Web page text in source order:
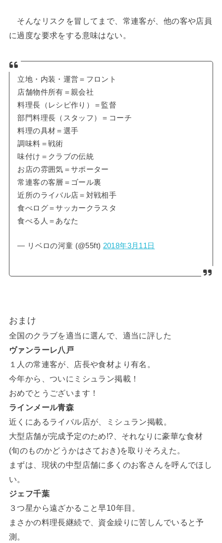
そんなリスクを冒してまで、常連客が、他の客や店員
に過度な要求をする意味はない。
立地・内装・運営＝フロント
店舗物件所有＝親会社
料理長（レシピ作り）＝監督
部門料理長（スタッフ）＝コーチ
料理の具材＝選手
調味料＝戦術
味付け＝クラブの伝統
お店の雰囲気＝サポーター
常連客の客層＝ゴール裏
近所のライバル店＝対戦相手
食べログ＝サッカークラスタ
食べる人＝あなた
— リベロの河童 (@55ft) 2018年3月11日
おまけ
全国のクラブを適当に選んで、適当に評した
ヴァンラーレ八戸
１人の常連客が、店長や食材より有名。
今年から、ついにミシュラン掲載！
おめでとうございます！
ラインメール青森
近くにあるライバル店が、ミシュラン掲載。
大型店舗が完成予定のため!?、それなりに豪華な食材
(旬のものかどうかはさておき)を取りそろえた。
まずは、現状の中型店舗に多くのお客さんを呼んでほし
い。
ジェフ千葉
３つ星から遠ざかること早10年目。
まさかの料理長継続で、資金繰りに苦しんでいると予
測。